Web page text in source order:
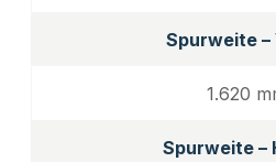
Spurweite –
1.620
Spurweite –